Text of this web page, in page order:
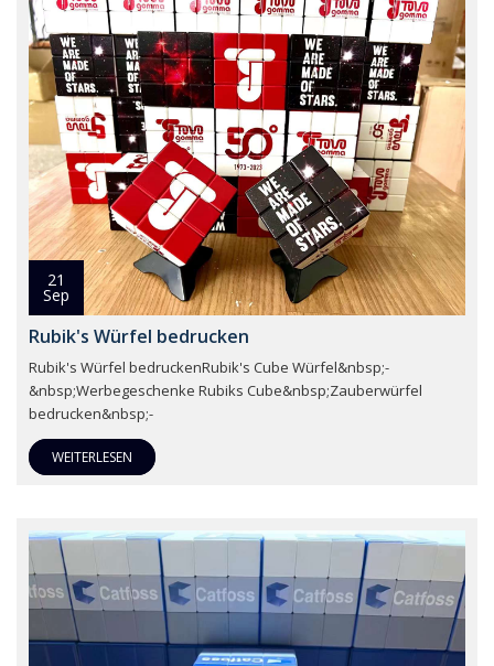
21
Sep
Rubik's Würfel bedrucken
Rubik's Würfel bedruckenRubik's Cube Würfel&nbsp;-
&nbsp;Werbegeschenke Rubiks Cube&nbsp;Zauberwürfel
bedrucken&nbsp;-
WEITERLESEN